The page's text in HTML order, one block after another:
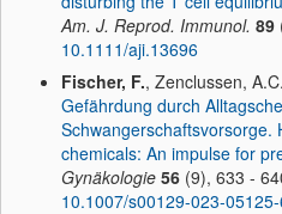
Am. J. Reprod. Immunol. 89
10.1111/aji.13696
Fischer, F., Zenclussen,
Gefährdung durch
Schwangerschaftsvorsorge.
chemicals: An impulse for
Gynäkologie 56 (9), 633 -
10.1007/s00129-023-